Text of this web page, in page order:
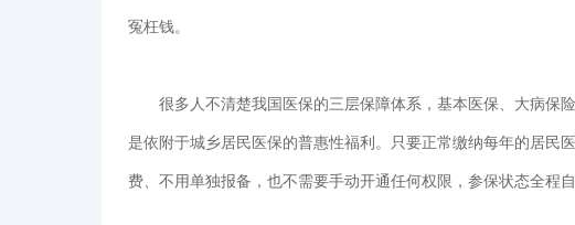
冤枉钱。
很多人不清楚我国医保的三层保障体系，基本医保、大病保
是依附于城乡居民医保的普惠性福利。只要正常缴纳每年的居民
费、不用单独报备，也不需要手动开通任何权限，参保状态全程自